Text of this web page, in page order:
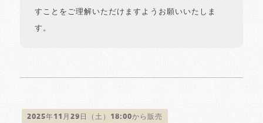
すことをご理解いただけますようお願いいたしま
す。
2025年11月29日（土）18:00から販売